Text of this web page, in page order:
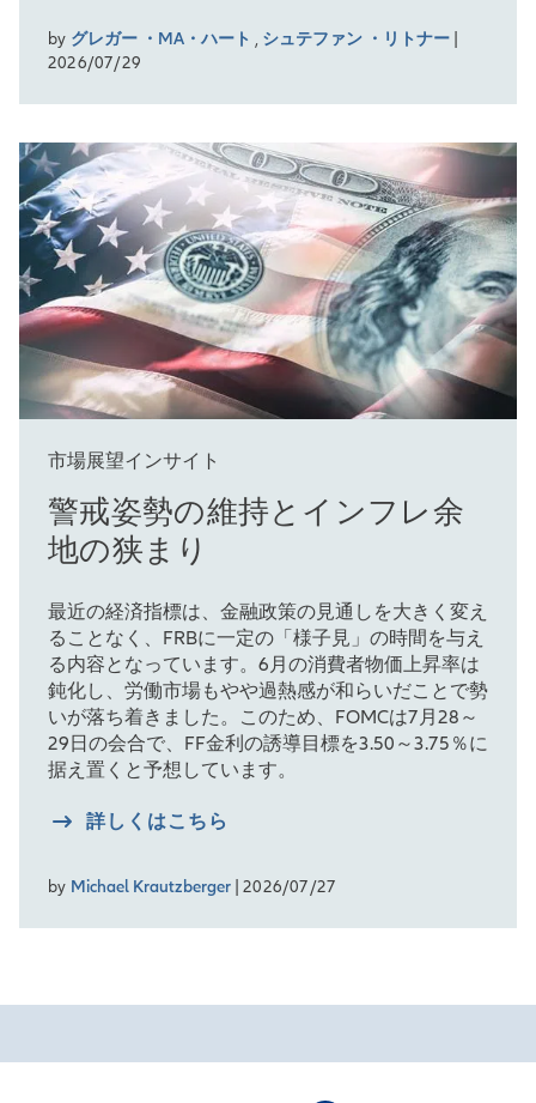
by グレガー ・MA・ハート , シュテファン ・リトナー
2026/07/29
市場展望インサイト
警戒姿勢の維持とインフレ余
地の狭まり
最近の経済指標は、金融政策の見通しを大きく変え
ることなく、FRBに一定の「様子見」の時間を与え
る内容となっています。6月の消費者物価上昇率は
鈍化し、労働市場もやや過熱感が和らいだことで勢
いが落ち着きました。このため、FOMCは7月28～
29日の会合で、FF金利の誘導目標を3.50～3.75％に
据え置くと予想しています。
詳しくはこちら
by Michael Krautzberger| 2026/07/27